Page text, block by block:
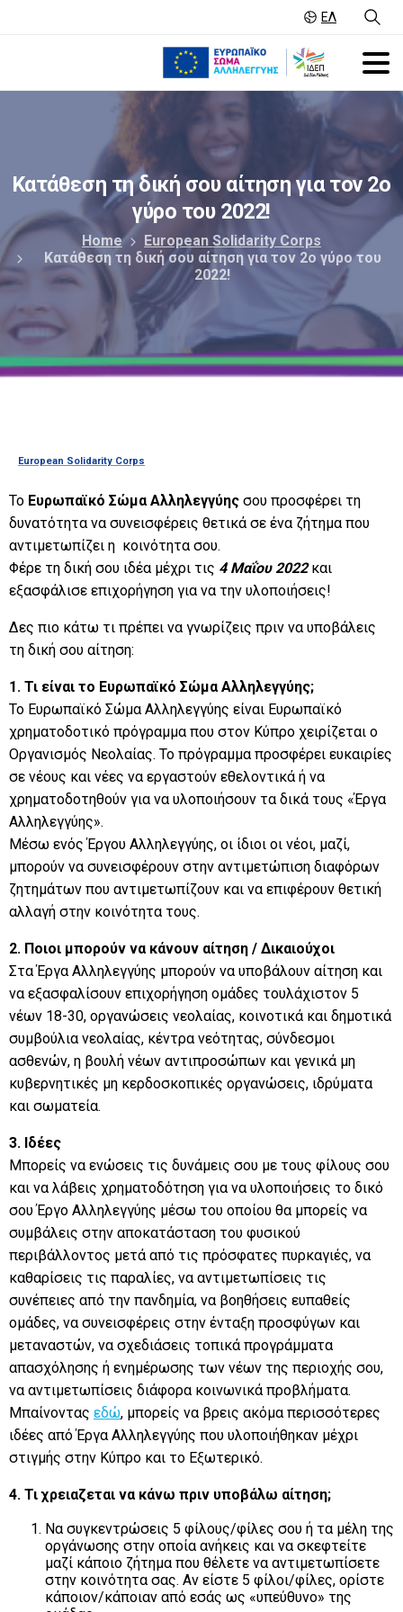
ΕΛ
Κατάθεση τηδικήσου αίτησηγια τον 2ο
γύρο του 2022!
Home
European Solidarity Corps
Κατάθεση τη δική σου αίτηση για τον 2ο γύρο του
2022!
European Solidarity Corps
To Ευρωπαϊκό Σώμα Αλληλεγγύης σου προσφέρει τη
δυνατότητα να συνεισφέρεις θετικά σε ένα ζήτημα που
αντιμετωπίζει η κοινότητα σου.
Φέρε τη δική σου ιδέα μέχρι τις 4 Μαΐου 2022και
εξασφάλισε επιχορήγηση για να την υλοποιήσεις!
Δες πιο κάτω τι πρέπει να γνωρίζεις πριν να υποβάλεις
τη δική σου αίτηση:
1. Τι είναι το Ευρωπαϊκό Σώμα Αλληλεγγύης;
Το Ευρωπαϊκό Σώμα Αλληλεγγύης είναι Ευρωπαϊκό
χρηματοδοτικό πρόγραμμα που στον Κύπρο χειρίζεται ο
Οργανισμός Νεολαίας. Το πρόγραμμα προσφέρει ευκαιρίες
σε νέους και νέες να εργαστούν εθελοντικά ή να
χρηματοδοτηθούν για να υλοποιήσουν τα δικά τους «Έργα
Αλληλεγγύης».
Μέσω ενός Έργου Αλληλεγγύης, οι ίδιοι οι νέοι, μαζί,
μπορούν να συνεισφέρουν στην αντιμετώπιση διαφόρων
ζητημάτων που αντιμετωπίζουν και να επιφέρουν θετική
αλλαγή στην κοινότητα τους.
2. Ποιοι μπορούν να κάνουν αίτηση / Δικαιούχοι
Στα Έργα Αλληλεγγύης μπορούν να υποβάλουν αίτηση και
να εξασφαλίσουν επιχορήγηση ομάδες τουλάχιστον 5
νέων 18-30, οργανώσεις νεολαίας, κοινοτικά και δημοτικά
συμβούλια νεολαίας, κέντρα νεότητας, σύνδεσμοι
ασθενών, η βουλή νέων αντιπροσώπων και γενικά μη
κυβερνητικές μη κερδοσκοπικές οργανώσεις, ιδρύματα
και σωματεία.
3. Ιδέες
Μπορείς να ενώσεις τις δυνάμεις σου με τους φίλους σου
και να λάβεις χρηματοδότηση για να υλοποιήσεις το δικό
σου Έργο Αλληλεγγύης μέσω του οποίου θα μπορείς να
συμβάλεις στην αποκατάσταση του φυσικού
περιβάλλοντος μετά από τις πρόσφατες πυρκαγιές, να
καθαρίσεις τις παραλίες, να αντιμετωπίσεις τις
συνέπειες από την πανδημία, να βοηθήσεις ευπαθείς
ομάδες, να συνεισφέρεις στην ένταξη προσφύγων και
μεταναστών, να σχεδιάσεις τοπικά προγράμματα
απασχόλησης ή ενημέρωσης των νέων της περιοχής σου,
να αντιμετωπίσεις διάφορα κοινωνικά προβλήματα.
Μπαίνοντας εδώ, μπορείς να βρεις ακόμα περισσότερες
ιδέες από Έργα Αλληλεγγύης που υλοποιήθηκαν μέχρι
στιγμής στην Κύπρο και το Εξωτερικό.
4. Τι χρειαζεται να κάνω πριν υποβάλω αίτηση;
Να συγκεντρώσεις 5 φίλους/φίλες σου ή τα μέλη της
οργάνωσης στην οποία ανήκεις και να σκεφτείτε
μαζί κάποιο ζήτημα που θέλετε να αντιμετωπίσετε
στην κοινότητα σας. Αν είστε 5 φίλοι/φίλες, ορίστε
κάποιον/κάποιαν από εσάς ως «υπεύθυνο» της